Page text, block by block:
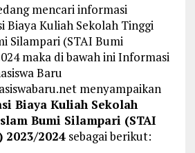
mencari informasi
Kuliah Sekolah Tinggi
Silampari (STAI Bumi
maka di bawah ini Informasi
Baru
menyampaikan
Biaya Kuliah Sekolah
Bumi Silampari (STAI
2024sebagai berikut: